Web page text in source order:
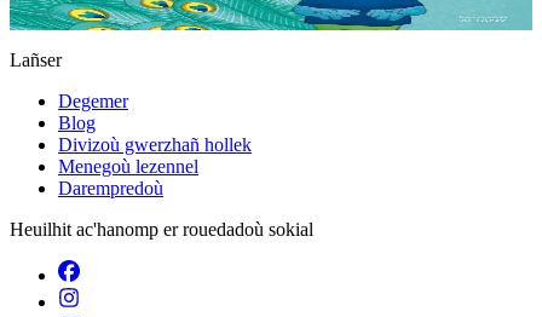
Er stok13,00 €
Lañser
Degemer
Blog
Divizoù gwerzhañ hollek
Menegoù lezennel
Darempredoù
Heuilhit ac'hanomp er rouedadoù sokial